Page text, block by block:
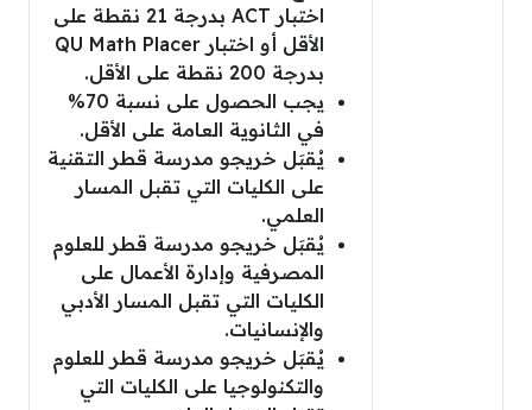
اختبار ACT بدرجة 21 نقطة على
الأقل أو اختبار QU Math Placer
بدرجة 200 نقطة على الأقل.
يجب الحصول على نسبة 70%
في الثانوية العامة على الأقل.
يُقبَل خريجو مدرسة قطر التقنية
على الكليات التي تقبل المسار
العلمي.
يُقبَل خريجو مدرسة قطر للعلوم
المصرفية وإدارة الأعمال على
الكليات التي تقبل المسار الأدبي
والإنسانيات.
يُقبَل خريجو مدرسة قطر للعلوم
والتكنولوجيا على الكليات التي